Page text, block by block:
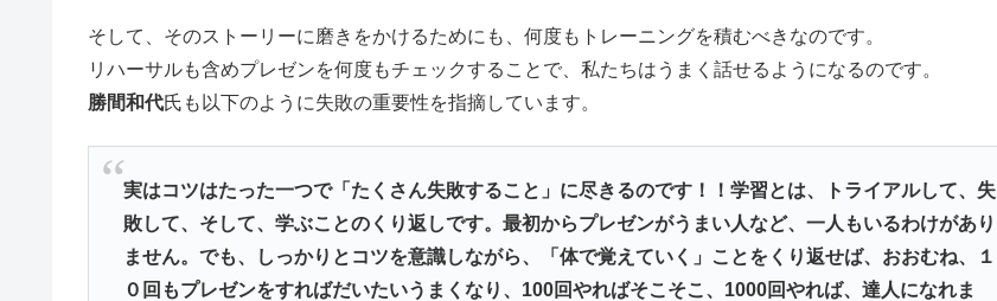
そして、そのストーリーに磨きをかけるためにも、何度もトレーニングを積むべきなのです。
リハーサルも含めプレゼンを何度もチェックすることで、私たちはうまく話せるようになるのです。
勝間和代氏も以下のように失敗の重要性を指摘しています。
実はコツはたった一つで「たくさん失敗すること」に尽きるのです！！学習とは、トライアルして、失
敗して、そして、学ぶことのくり返しです。最初からプレゼンがうまい人など、一人もいるわけがあり
ません。でも、しっかりとコツを意識しながら、「体で覚えていく」ことをくり返せば、おおむね、１
０回もプレゼンをすればだいたいうまくなり、100回やればそこそこ、1000回やれば、達人になれま